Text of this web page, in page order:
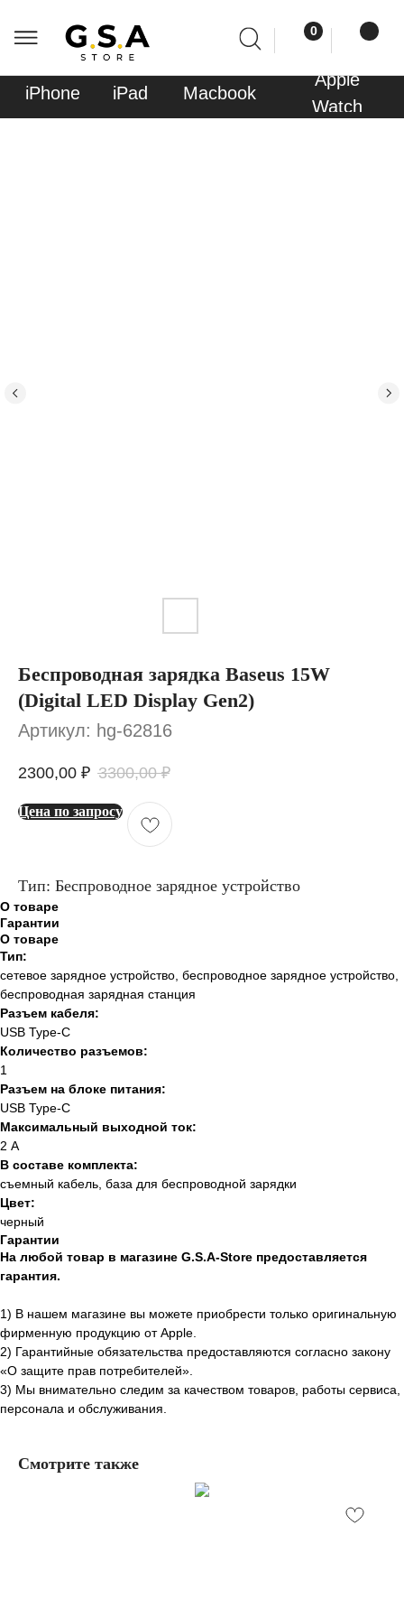
Watch
Беспроводная зарядка Baseus 15W
(Digital LED Display Gen2)
Артикул: hg-62816
2300,00 ₽ 3300,00 ₽
Цена по запросу
Тип: Беспроводное зарядное устройство
О товаре
Гарантии
О товаре
Тип:
сетевое зарядное устройство, беспроводное зарядное устройство,
беспроводная зарядная станция
Разъем кабеля:
USB Type-C
Количество разъемов:
1
Разъем на блоке питания:
USB Type-C
Максимальный выходной ток:
2 А
В составе комплекта:
съемный кабель, база для беспроводной зарядки
Цвет:
черный
Гарантии
На любой товар в магазине G.S.A-Store предоставляется
гарантия.
1) В нашем магазине вы можете приобрести только оригинальную
фирменную продукцию от Apple.
2) Гарантийные обязательства предоставляются согласно закону
«О защите прав потребителей».
3) Мы внимательно следим за качеством товаров, работы сервиса,
персонала и обслуживания.
Смотрите также